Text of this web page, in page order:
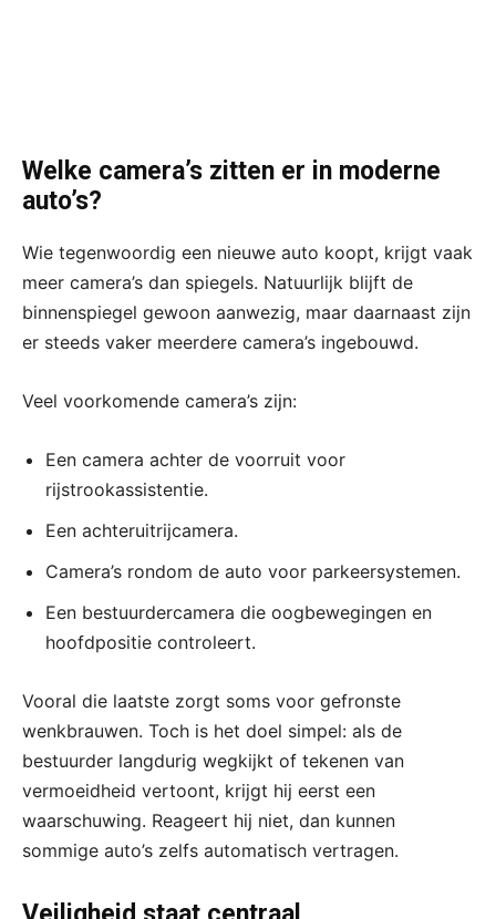
Welke camera’s zitten er in moderne
auto’s?
Wie tegenwoordig een nieuwe auto koopt, krijgt vaak
meer camera’s dan spiegels. Natuurlijk blijft de
binnenspiegel gewoon aanwezig, maar daarnaast zijn
er steeds vaker meerdere camera’s ingebouwd.
Veel voorkomende camera’s zijn:
Een camera achter de voorruit voor
rijstrookassistentie.
Een achteruitrijcamera.
Camera’s rondom de auto voor parkeersystemen.
Een bestuurdercamera die oogbewegingen en
hoofdpositie controleert.
Vooral die laatste zorgt soms voor gefronste
wenkbrauwen. Toch is het doel simpel: als de
bestuurder langdurig wegkijkt of tekenen van
vermoeidheid vertoont, krijgt hij eerst een
waarschuwing. Reageert hij niet, dan kunnen
sommige auto’s zelfs automatisch vertragen.